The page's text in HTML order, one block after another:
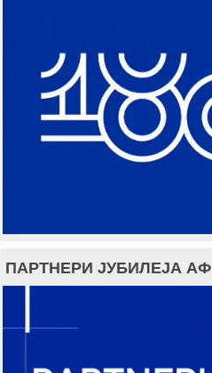
ПАРТНЕРИ ЈУБИЛЕЈА АФ